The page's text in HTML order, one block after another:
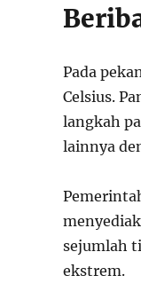
Pada
Celsius.
langkah
lainnya
sejumlah
ekstrem.